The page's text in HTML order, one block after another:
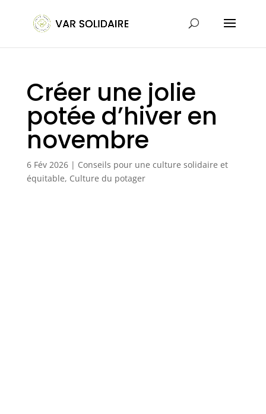
Créer une jolie
potée d’hiver en
novembre
6 Fév 2026| Conseils pour une culture solidaire et
équitable, Culture du potager